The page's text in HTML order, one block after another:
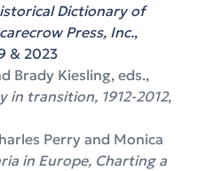
Dictionary of
Press, Inc.,
& 2023
Brady Kiesling, eds.,
in transition, 1912-2012,
Perry and Monica
in Europe, Charting a